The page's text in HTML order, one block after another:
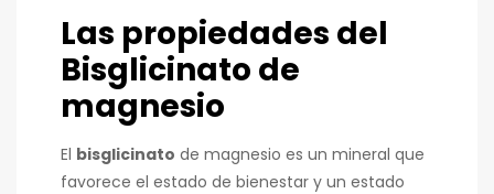
Las propiedades del
Bisglicinato de
magnesio
El bisglicinato de magnesio es un mineral que
favorece el estado de bienestar y un estado